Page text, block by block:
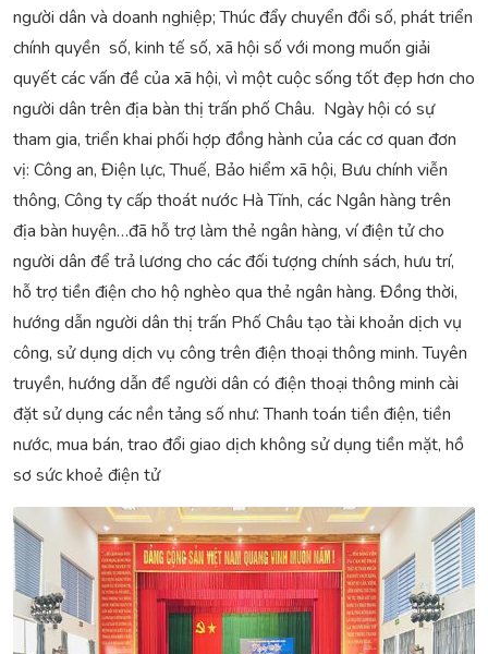
người dân và doanh nghiệp; Thúc đẩy chuyển đổi số, phát triển
chính quyền số, kinh tế số, xã hội số với mong muốn giải
quyết các vấn đề của xã hội, vì một cuộc sống tốt đẹp hơn cho
người dân trên địa bàn thị trấn phố Châu. Ngày hội có sự
tham gia, triển khai phối hợp đồng hành của các cơ quan đơn
vị: Công an, Điện lực, Thuế, Bảo hiểm xã hội, Bưu chính viễn
thông, Công ty cấp thoát nước Hà Tĩnh, các Ngân hàng trên
địa bàn huyện…đã hỗ trợ làm thẻ ngân hàng, ví điện tử cho
người dân để trả lương cho các đối tượng chính sách, hưu trí,
hỗ trợ tiền điện cho hộ nghèo qua thẻ ngân hàng. Đồng thời,
hướng dẫn người dân thị trấn Phố Châu tạo tài khoản dịch vụ
công, sử dụng dịch vụ công trên điện thoại thông minh. Tuyên
truyền, hướng dẫn để người dân có điện thoại thông minh cài
đặt sử dụng các nền tảng số như: Thanh toán tiền điện, tiền
nước, mua bán, trao đổi giao dịch không sử dụng tiền mặt, hồ
sơ sức khoẻ điện tử